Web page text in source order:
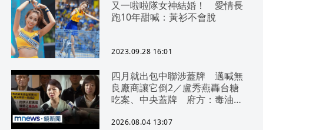
又一啦啦隊女神結婚！ 愛情長
跑10年甜喊：黃衫不會脫
2023.09.28 16:01
四月就出包中聯涉蓋牌 邁喊無
良廠商讓它倒2／盧秀燕轟台糖
吃案、中央蓋牌 府方：毒油一
2026.08.04 13:07